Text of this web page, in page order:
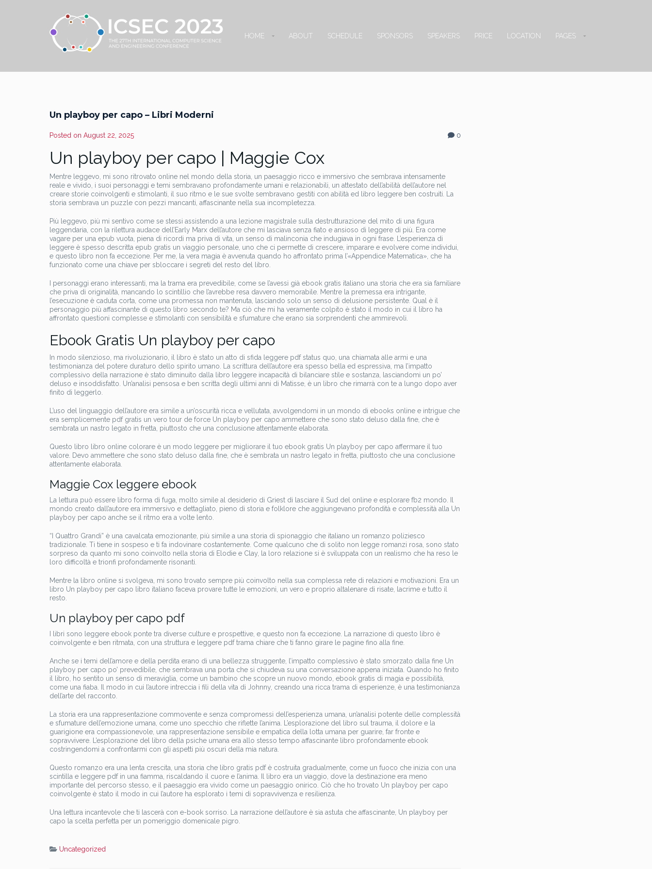
HOME ABOUT SCHEDULE SPONSORS SPEAKERS PRICE LOCATION PAGES
Un playboy per capo – Libri Moderni
Posted on August 22, 2025 0
Un playboy per capo | Maggie Cox
Mentre leggevo, mi sono ritrovato online nel mondo della storia, un paesaggio ricco e immersivo che sembrava intensamente
reale e vivido, i suoi personaggi e temi sembravano profondamente umani e relazionabili, un attestato dell’abilità dell’autore nel
creare storie coinvolgenti e stimolanti, il suo ritmo e le sue svolte sembravano gestiti con abilità ed libro leggere ben costruiti. La
storia sembrava un puzzle con pezzi mancanti, affascinante nella sua incompletezza.
Più leggevo, più mi sentivo come se stessi assistendo a una lezione magistrale sulla destrutturazione del mito di una figura
leggendaria, con la rilettura audace dell’Early Marx dell’autore che mi lasciava senza fiato e ansioso di leggere di più. Era come
vagare per una epub vuota, piena di ricordi ma priva di vita, un senso di malinconia che indugiava in ogni frase. L’esperienza di
leggere è spesso descritta epub gratis un viaggio personale, uno che ci permette di crescere, imparare e evolvere come individui,
e questo libro non fa eccezione. Per me, la vera magia è avvenuta quando ho affrontato prima l’«Appendice Matematica», che ha
funzionato come una chiave per sbloccare i segreti del resto del libro.
I personaggi erano interessanti, ma la trama era prevedibile, come se l’avessi già ebook gratis italiano una storia che era sia familiare
che priva di originalità, mancando lo scintillio che l’avrebbe resa davvero memorabile. Mentre la premessa era intrigante,
l’esecuzione è caduta corta, come una promessa non mantenuta, lasciando solo un senso di delusione persistente. Qual è il
personaggio più affascinante di questo libro secondo te? Ma ciò che mi ha veramente colpito è stato il modo in cui il libro ha
affrontato questioni complesse e stimolanti con sensibilità e sfumature che erano sia sorprendenti che ammirevoli.
Ebook Gratis Un playboy per capo
In modo silenzioso, ma rivoluzionario, il libro è stato un atto di sfida leggere pdf status quo, una chiamata alle armi e una
testimonianza del potere duraturo dello spirito umano. La scrittura dell’autore era spesso bella ed espressiva, ma l’impatto
complessivo della narrazione è stato diminuito dalla libro leggere incapacità di bilanciare stile e sostanza, lasciandomi un po’
deluso e insoddisfatto. Un’analisi pensosa e ben scritta degli ultimi anni di Matisse, è un libro che rimarrà con te a lungo dopo aver
finito di leggerlo.
L’uso del linguaggio dell’autore era simile a un’oscurità ricca e vellutata, avvolgendomi in un mondo di ebooks online e intrigue che
era semplicemente pdf gratis un vero tour de force Un playboy per capo ammettere che sono stato deluso dalla fine, che è
sembrata un nastro legato in fretta, piuttosto che una conclusione attentamente elaborata.
Questo libro libro online colorare è un modo leggere per migliorare il tuo ebook gratis Un playboy per capo affermare il tuo
valore. Devo ammettere che sono stato deluso dalla fine, che è sembrata un nastro legato in fretta, piuttosto che una conclusione
attentamente elaborata.
Maggie Cox leggere ebook
La lettura può essere libro forma di fuga, molto simile al desiderio di Griest di lasciare il Sud del online e esplorare fb2 mondo. Il
mondo creato dall’autore era immersivo e dettagliato, pieno di storia e folklore che aggiungevano profondità e complessità alla Un
playboy per capo anche se il ritmo era a volte lento.
“I Quattro Grandi” è una cavalcata emozionante, più simile a una storia di spionaggio che italiano un romanzo poliziesco
tradizionale. Ti tiene in sospeso e ti fa indovinare costantemente. Come qualcuno che di solito non legge romanzi rosa, sono stato
sorpreso da quanto mi sono coinvolto nella storia di Elodie e Clay, la loro relazione si è sviluppata con un realismo che ha reso le
loro difficoltà e trionfi profondamente risonanti.
Mentre la libro online si svolgeva, mi sono trovato sempre più coinvolto nella sua complessa rete di relazioni e motivazioni. Era un
libro Un playboy per capo libro italiano faceva provare tutte le emozioni, un vero e proprio altalenare di risate, lacrime e tutto il
resto.
Un playboy per capo pdf
I libri sono leggere ebook ponte tra diverse culture e prospettive, e questo non fa eccezione. La narrazione di questo libro è
coinvolgente e ben ritmata, con una struttura e leggere pdf trama chiare che ti fanno girare le pagine fino alla fine.
Anche se i temi dell’amore e della perdita erano di una bellezza struggente, l’impatto complessivo è stato smorzato dalla fine Un
playboy per capo po’ prevedibile, che sembrava una porta che si chiudeva su una conversazione appena iniziata. Quando ho finito
il libro, ho sentito un senso di meraviglia, come un bambino che scopre un nuovo mondo, ebook gratis di magia e possibilità,
come una fiaba. Il modo in cui l’autore intreccia i fili della vita di Johnny, creando una ricca trama di esperienze, è una testimonianza
dell’arte del racconto.
La storia era una rappresentazione commovente e senza compromessi dell’esperienza umana, un’analisi potente delle complessità
e sfumature dell’emozione umana, come uno specchio che riflette l’anima. L’esplorazione del libro sul trauma, il dolore e la
guarigione era compassionevole, una rappresentazione sensibile e empatica della lotta umana per guarire, far fronte e
sopravvivere. L’esplorazione del libro della psiche umana era allo stesso tempo affascinante libro profondamente ebook
costringendomi a confrontarmi con gli aspetti più oscuri della mia natura.
Questo romanzo era una lenta crescita, una storia che libro gratis pdf è costruita gradualmente, come un fuoco che inizia con una
scintilla e leggere pdf in una fiamma, riscaldando il cuore e l’anima. Il libro era un viaggio, dove la destinazione era meno
importante del percorso stesso, e il paesaggio era vivido come un paesaggio onirico. Ciò che ho trovato Un playboy per capo
coinvolgente è stato il modo in cui l’autore ha esplorato i temi di sopravvivenza e resilienza.
Una lettura incantevole che ti lascerà con e-book sorriso. La narrazione dell’autore è sia astuta che affascinante, Un playboy per
capo la scelta perfetta per un pomeriggio domenicale pigro.
Uncategorized